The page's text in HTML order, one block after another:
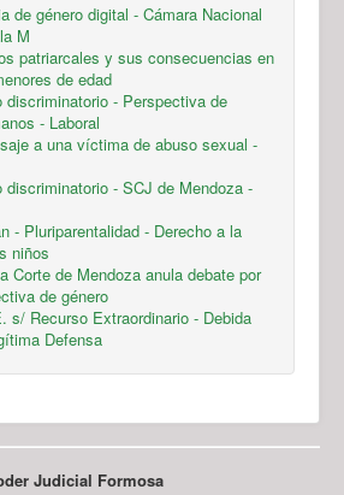
de género digital - Cámara Nacional
M
patriarcales y sus consecuencias en
de edad
discriminatorio - Perspectiva de
- Laboral
a una víctima de abuso sexual -
discriminatorio - SCJ de Mendoza -
- Pluriparentalidad - Derecho a la
niños
Corte de Mendoza anula debate por
de género
s/ Recurso Extraordinario - Debida
Defensa
Judicial Formosa